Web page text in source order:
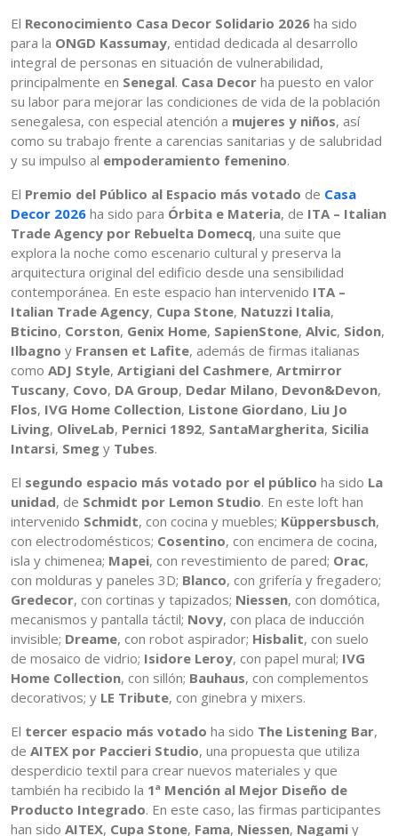
El Reconocimiento Casa Decor Solidario 2026 ha sido
para la ONGD Kassumay, entidad dedicada al desarrollo
integral de personas en situación de vulnerabilidad,
principalmente en Senegal. Casa Decor ha puesto en valor
su labor para mejorar las condiciones de vida de la población
senegalesa, con especial atención a mujeres y niños, así
como su trabajo frente a carencias sanitarias y de salubridad
y su impulso al empoderamiento femenino.
El Premio del Público al Espacio más votado de Casa
Decor 2026 ha sido para Órbita e Materia, de ITA – Italian
Trade Agency por Rebuelta Domecq, una suite que
explora la noche como escenario cultural y preserva la
arquitectura original del edificio desde una sensibilidad
contemporánea. En este espacio han intervenido ITA –
Italian Trade Agency, Cupa Stone, Natuzzi Italia,
Bticino, Corston, Genix Home, SapienStone, Alvic, Sidon,
Ilbagno y Fransen et Lafite, además de firmas italianas
como ADJ Style, Artigiani del Cashmere, Artmirror
Tuscany, Covo, DA Group, Dedar Milano, Devon&Devon,
Flos, IVG Home Collection, Listone Giordano, Liu Jo
Living, OliveLab, Pernici 1892, SantaMargherita, Sicilia
Intarsi, Smeg y Tubes.
El segundo espacio más votado por el público ha sido La
unidad, de Schmidt por Lemon Studio. En este loft han
intervenido Schmidt, con cocina y muebles; Küppersbusch,
con electrodomésticos; Cosentino, con encimera de cocina,
isla y chimenea; Mapei, con revestimiento de pared; Orac,
con molduras y paneles 3D; Blanco, con grifería y fregadero;
Gredecor, con cortinas y tapizados; Niessen, con domótica,
mecanismos y pantalla táctil; Novy, con placa de inducción
invisible; Dreame, con robot aspirador; Hisbalit, con suelo
de mosaico de vidrio; Isidore Leroy, con papel mural; IVG
Home Collection, con sillón; Bauhaus, con complementos
decorativos; y LE Tribute, con ginebra y mixers.
El tercer espacio más votado ha sido The Listening Bar,
de AITEX por Paccieri Studio, una propuesta que utiliza
desperdicio textil para crear nuevos materiales y que
también ha recibido la 1ª Mención al Mejor Diseño de
Producto Integrado. En este caso, las firmas participantes
han sido AITEX, Cupa Stone, Fama, Niessen, Nagami y